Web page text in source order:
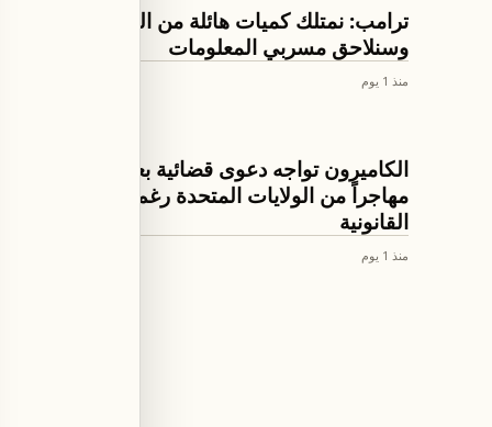
العالم
ترامب: نمتلك كميات هائلة من الذخائر
وسنلاحق مسربي المعلومات
منذ 1 يوم
العالم
مهاجراً من الولايات المتحدة رغم حمايتهم
القانونية
منذ 1 يوم